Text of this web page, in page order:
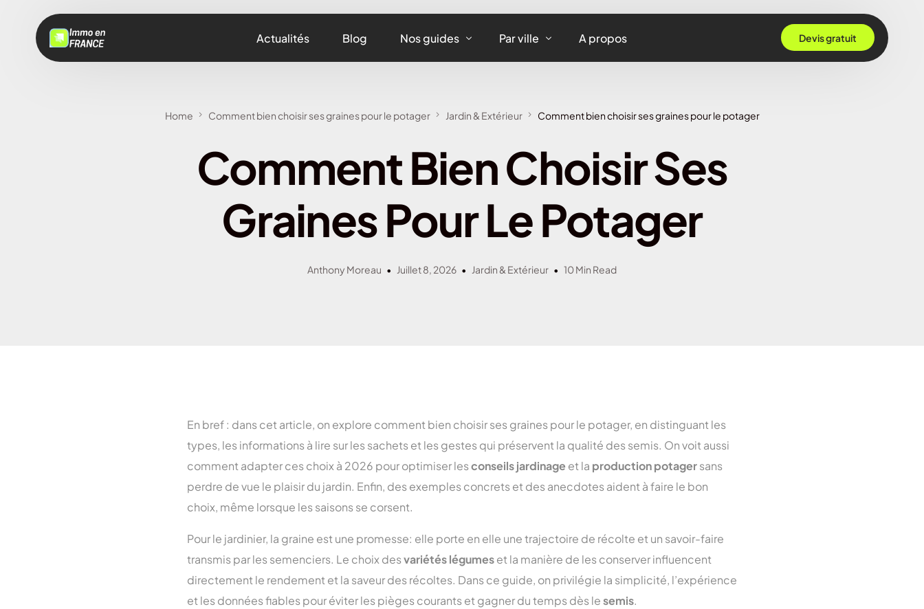
Actualités Blog Nos guides
Assurance équipements
Par ville
Assurance habitation Lille
Assurance habitation Bordeaux
Assurance habitation Montpellier
Assurance habitation Strasbourg
A propos Devis gratuit
Home Comment bien choisir ses graines pour le potager Jardin & Extérieur Comment bien choisir ses graines pour le potager
Comment Bien Choisir Ses
Graines Pour Le Potager
Anthony Moreau Juillet 8, 2026 Jardin & Extérieur 10 Min Read
En bref : dans cet article, on explore comment bien choisir ses graines pour le potager, en distinguant les
types, les informations à lire sur les sachets et les gestes qui préservent la qualité des semis. On voit aussi
comment adapter ces choix à 2026 pour optimiser lesconseils jardinage et la production potagersans
perdre de vue le plaisir du jardin. Enfin, des exemples concrets et des anecdotes aident à faire le bon
choix, même lorsque les saisons se corsent.
Pour le jardinier, la graine est une promesse: elle porte en elle une trajectoire de récolte et un savoir-faire
transmis par les semenciers. Le choix desvariétés légumeset la manière de les conserver influencent
directement le rendement et la saveur des récoltes. Dans ce guide, on privilégie la simplicité, l’expérience
et les données fiables pour éviter les pièges courants et gagner du temps dès lesemis.